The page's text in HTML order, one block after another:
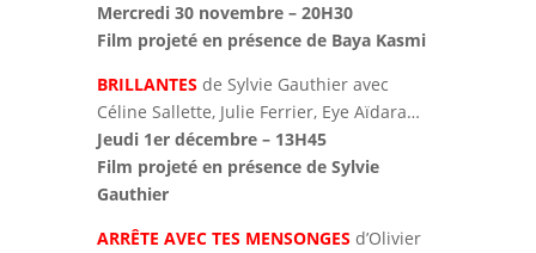
Mercredi 30 novembre – 20H30
Film projeté en présence de Baya Kasmi
BRILLANTES de Sylvie Gauthier avec
Céline Sallette, Julie Ferrier, Eye Aïdara…
Jeudi 1er décembre – 13H45
Film projeté en présence de Sylvie
Gauthier
ARRÊTE AVEC TES MENSONGES d’Olivier